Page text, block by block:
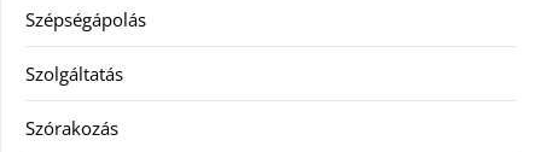
Szépségápolás
Szolgáltatás
Szórakozás